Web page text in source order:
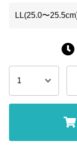
LL(25.0〜